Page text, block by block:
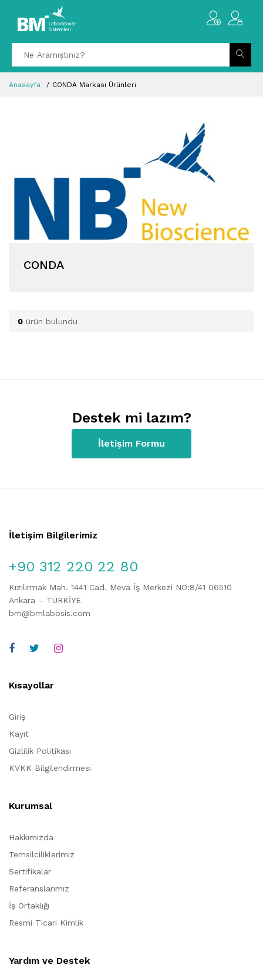
Anasayfa CONDA Markası Ürünleri
CONDA
0 ürün bulundu
Destek mi lazım?
İletişim Formu
İletişim Bilgilerimiz
+90 312 220 22 80
Kızılırmak Mah. 1441 Cad. Meva İş Merkezi NO:8/41 06510
Ankara – TÜRKİYE
bm@bmlabosis.com
Kısayollar
Giriş
Kayıt
Gizlilik Politikası
KVKK Bilgilendirmesi
Kurumsal
Hakkımızda
Temsilciliklerimiz
Sertifikalar
Referanslarımız
İş Ortaklığı
Resmi Ticari Kimlik
Yardım ve Destek